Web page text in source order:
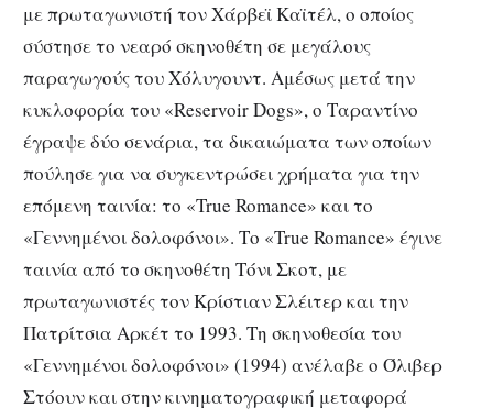
με πρωταγωνιστή τον Χάρβεϊ Καϊτέλ, ο οποίος
σύστησε το νεαρό σκηνοθέτη σε μεγάλους
παραγωγούς του Χόλυγουντ. Αμέσως μετά την
κυκλοφορία του «Reservoir Dogs», ο Ταραντίνο
έγραψε δύο σενάρια, τα δικαιώματα των οποίων
πούλησε για να συγκεντρώσει χρήματα για την
επόμενη ταινία: το «True Romance» και το
«Γεννημένοι δολοφόνοι». Το «True Romance» έγινε
ταινία από το σκηνοθέτη Τόνι Σκοτ, με
πρωταγωνιστές τον Κρίστιαν Σλέιτερ και την
Πατρίτσια Αρκέτ το 1993. Τη σκηνοθεσία του
«Γεννημένοι δολοφόνοι» (1994) ανέλαβε ο Όλιβερ
Στόουν και στην κινηματογραφική μεταφορά